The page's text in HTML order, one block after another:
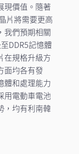
現價值。隨著
片將需要更高
我們預期相關
DDR5記憶體
在規格升級方
面均各有發
體和處理能力
用電動車電池
，均有利南韓